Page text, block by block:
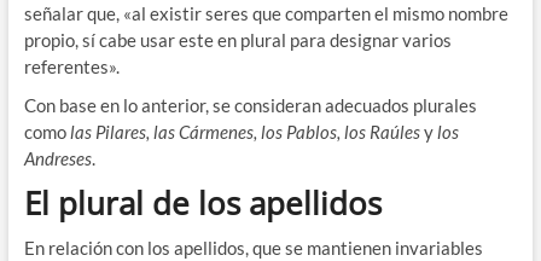
señalar que, «al existir seres que comparten el mismo nombre
propio, sí cabe usar este en plural para designar varios
referentes».
Con base en lo anterior, se consideran adecuados plurales
comolas Pilares, las Cármenes, los Pablos, los Raúlesylos
Andreses.
El plural de los apellidos
En relación con los apellidos, que se mantienen invariables